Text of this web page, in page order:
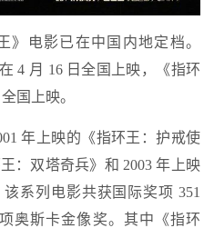
》电影已在中国内地定档。
4 月 16 日全国上映，《指环
国上映。
年上映的《指环王：护戒使
：双塔奇兵》和 2003 年上映
系列电影共获国际奖项 351
奥斯卡金像奖。其中《指环